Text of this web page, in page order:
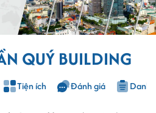
QUÝ BUILDING
Tiện ích Đánh giá Danh